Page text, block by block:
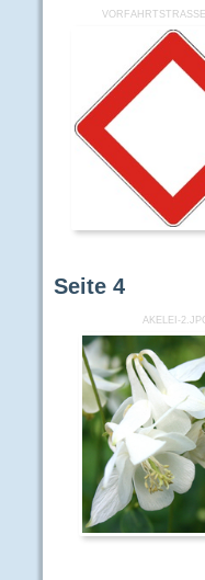
Seite 4
AKELEI-